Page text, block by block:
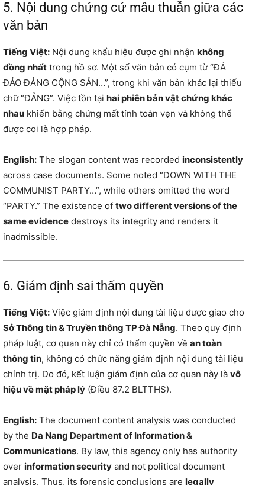
5. Nội dung chứng cứ mâu thuẫn giữa các
văn bản
Tiếng Việt: Nội dung khẩu hiệu được ghi nhận không
đồng nhất trong hồ sơ. Một số văn bản có cụm từ “ĐẢ
ĐẢO ĐẢNG CỘNG SẢN…”, trong khi văn bản khác lại thiếu
chữ “ĐẢNG”. Việc tồn tại hai phiên bản vật chứng khác
nhau khiến bằng chứng mất tính toàn vẹn và không thể
được coi là hợp pháp.
English: The slogan content was recorded inconsistently
across case documents. Some noted “DOWN WITH THE
COMMUNIST PARTY…”, while others omitted the word
“PARTY.” The existence of two different versions of the
same evidence destroys its integrity and renders it
inadmissible.
6. Giám định sai thẩm quyền
Tiếng Việt: Việc giám định nội dung tài liệu được giao cho
Sở Thông tin & Truyền thông TP Đà Nẵng. Theo quy định
pháp luật, cơ quan này chỉ có thẩm quyền về an toàn
thông tin, không có chức năng giám định nội dung tài liệu
chính trị. Do đó, kết luận giám định của cơ quan này là vô
hiệu về mặt pháp lý (Điều 87.2 BLTTHS).
English: The document content analysis was conducted
by the Da Nang Department of Information &
Communications. By law, this agency only has authority
over information security and not political document
analysis. Thus, its forensic conclusions are legally